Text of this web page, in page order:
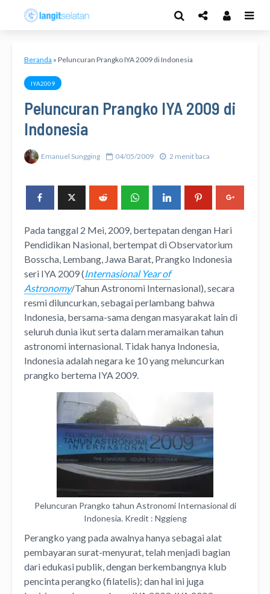
Beranda » Peluncuran Prangko IYA 2009 di Indonesia
IYA2009
Peluncuran Prangko IYA 2009 di
Indonesia
Emanuel Sungging 04/05/2009 2 menit baca
Pada tanggal 2 Mei, 2009, bertepatan dengan Hari
Pendidikan Nasional, bertempat di Observatorium
Bosscha, Lembang, Jawa Barat, Prangko Indonesia
seri IYA 2009 (Internasional Year of
Astronomy/Tahun Astronomi Internasional), secara
resmi diluncurkan, sebagai perlambang bahwa
Indonesia, bersama-sama dengan masyarakat lain di
seluruh dunia ikut serta dalam meramaikan tahun
astronomi internasional. Tidak hanya Indonesia,
Indonesia adalah negara ke 10 yang meluncurkan
prangko bertema IYA 2009.
Peluncuran Prangko tahun Astronomi Internasional di
Indonesia. Kredit : Nggieng
Perangko yang pada awalnya hanya sebagai alat
pembayaran surat-menyurat, telah menjadi bagian
dari edukasi publik, dengan berkembangnya klub
pencinta perangko (filatelis); dan hal ini juga